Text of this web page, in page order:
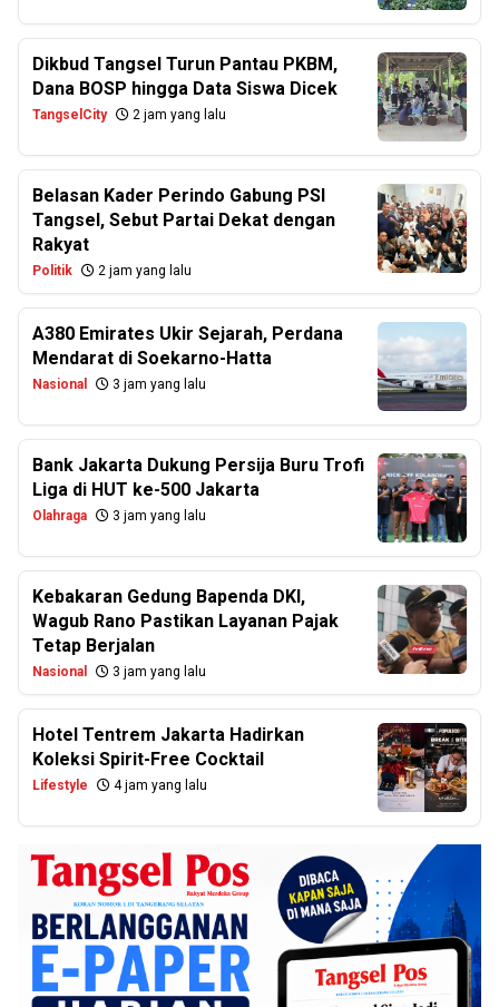
Dikbud Tangsel Turun Pantau PKBM,
Dana BOSP hingga Data Siswa Dicek
TangselCity 2 jam yang lalu
Belasan Kader Perindo Gabung PSI
Tangsel, Sebut Partai Dekat dengan
Rakyat
Politik 2 jam yang lalu
A380 Emirates Ukir Sejarah, Perdana
Mendarat di Soekarno-Hatta
Nasional 3 jam yang lalu
Bank Jakarta Dukung Persija Buru Trofi
Liga di HUT ke-500 Jakarta
Olahraga 3 jam yang lalu
Kebakaran Gedung Bapenda DKI,
Wagub Rano Pastikan Layanan Pajak
Tetap Berjalan
Nasional 3 jam yang lalu
Hotel Tentrem Jakarta Hadirkan
Koleksi Spirit-Free Cocktail
Lifestyle 4 jam yang lalu